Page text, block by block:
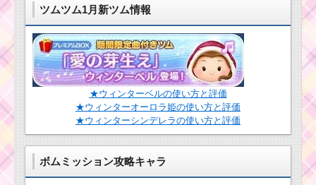
ツムツム1月新ツム情報
★ウィンターベルの使い方と評価
★ウィンターオーロラ姫の使い方と評価
★ウィンターシンデレラの使い方と評価
ボムミッション攻略キャラ